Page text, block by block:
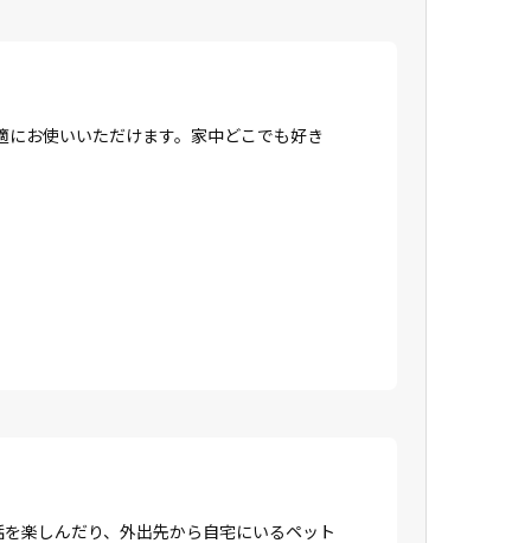
お使いいただけます。家中どこでも好き
楽しんだり、外出先から自宅にいるペット